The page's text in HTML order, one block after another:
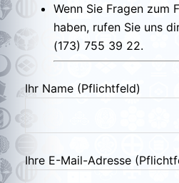
Wenn Sie Fragen zum
haben, rufen Sie uns
(173) 755 39 22.
Ihr Name (Pflichtfeld)
Ihre E-Mail-Adresse